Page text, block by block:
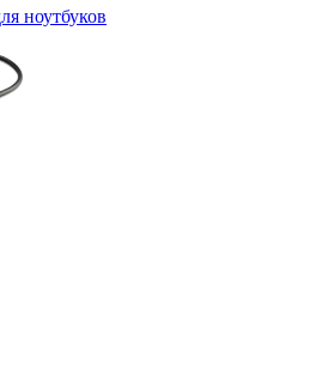
ноутбуков